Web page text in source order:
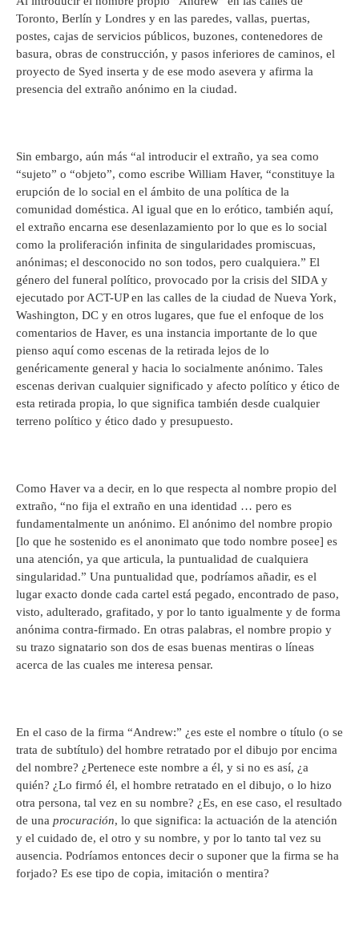
Toronto, Berlín y Londres y en las paredes, vallas, puertas,
postes, cajas de servicios públicos, buzones, contenedores de
basura, obras de construcción, y pasos inferiores de caminos, el
proyecto de Syed inserta y de ese modo asevera y afirma la
presencia del extraño anónimo en la ciudad.
Sin embargo, aún más “al introducir el extraño, ya sea como
“sujeto” o “objeto”, como escribe William Haver, “constituye la
erupción de lo social en el ámbito de una política de la
comunidad doméstica. Al igual que en lo erótico, también aquí,
el extraño encarna ese desenlazamiento por lo que es lo social
como la proliferación infinita de singularidades promiscuas,
anónimas; el desconocido no son todos, pero cualquiera.” El
género del funeral político, provocado por la crisis del SIDA y
ejecutado por ACT-UP en las calles de la ciudad de Nueva York,
Washington, DC y en otros lugares, que fue el enfoque de los
comentarios de Haver, es una instancia importante de lo que
pienso aquí como escenas de la retirada lejos de lo
genéricamente general y hacia lo socialmente anónimo. Tales
escenas derivan cualquier significado y afecto político y ético de
esta retirada propia, lo que significa también desde cualquier
terreno político y ético dado y presupuesto.
Como Haver va a decir, en lo que respecta al nombre propio del
extraño, “no fija el extraño en una identidad … pero es
fundamentalmente un anónimo. El anónimo del nombre propio
[lo que he sostenido es el anonimato que todo nombre posee] es
una atención, ya que articula, la puntualidad de cualquiera
singularidad.” Una puntualidad que, podríamos añadir, es el
lugar exacto donde cada cartel está pegado, encontrado de paso,
visto, adulterado, grafitado, y por lo tanto igualmente y de forma
anónima contra-firmado. En otras palabras, el nombre propio y
su trazo signatario son dos de esas buenas mentiras o líneas
acerca de las cuales me interesa pensar.
En el caso de la firma “Andrew:” ¿es este el nombre o título (o se
trata de subtítulo) del hombre retratado por el dibujo por encima
del nombre? ¿Pertenece este nombre a él, y si no es así, ¿a
quién? ¿Lo firmó él, el hombre retratado en el dibujo, o lo hizo
otra persona, tal vez en su nombre? ¿Es, en ese caso, el resultado
de una procuración, lo que significa: la actuación de la atención
y el cuidado de, el otro y su nombre, y por lo tanto tal vez su
ausencia. Podríamos entonces decir o suponer que la firma se ha
forjado? Es ese tipo de copia, imitación o mentira?